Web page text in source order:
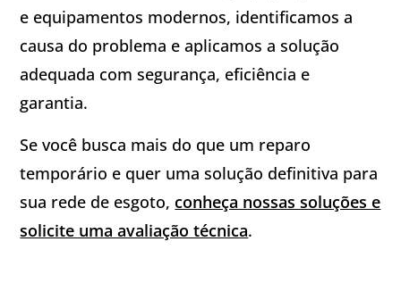
e equipamentos modernos, identificamos a
causa do problema e aplicamos a solução
adequada com segurança, eficiência e
garantia.
Se você busca mais do que um reparo
temporário e quer uma solução definitiva para
sua rede de esgoto, conheça nossas soluções e
solicite uma avaliação técnica.